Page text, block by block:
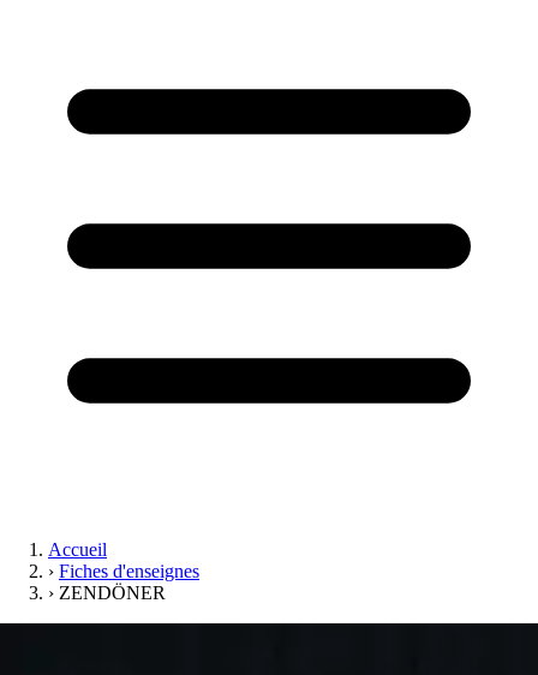
Accueil
› Fiches d'enseignes
› ZENDÖNER